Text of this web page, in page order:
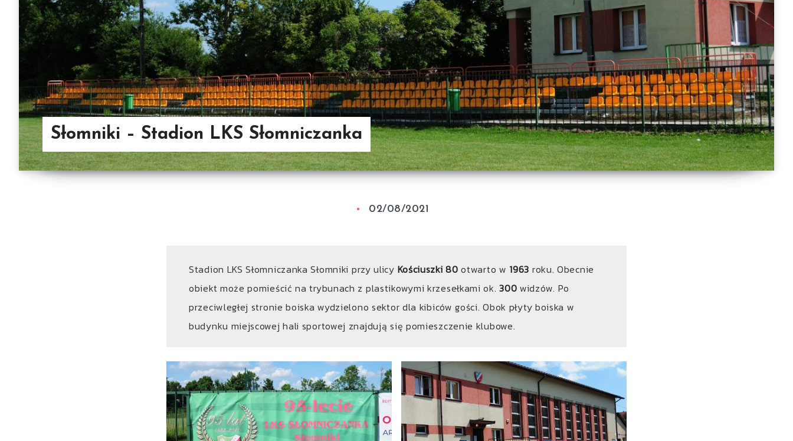
Słomniki – Stadion LKS Słomniczanka
02/08/2021
Stadion LKS Słomniczanka Słomniki przy ulicy Kościuszki 80 otwarto w 1963 roku. Obecnie
obiekt może pomieścić na trybunach z plastikowymi krzesełkami ok.300widzów. Po
przeciwległej stronie boiska wydzielono sektor dla kibiców gości. Obok płyty boiska w
budynku miejscowej hali sportowej znajdują się pomieszczenie klubowe.